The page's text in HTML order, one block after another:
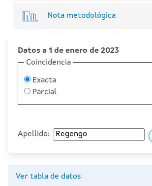
Nota metodológica
Datos a 1 de enero de 2023
Coincidencia
Exacta
Parcial
Apellido:
Ver tabla de datos